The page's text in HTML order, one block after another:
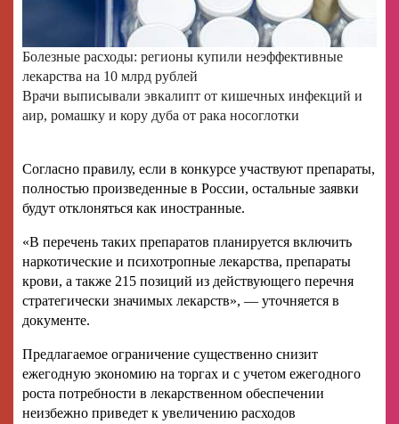
Болезные расходы: регионы купили неэффективные
лекарства на 10 млрд рублей
Врачи выписывали эвкалипт от кишечных инфекций и
аир, ромашку и кору дуба от рака носоглотки
Согласно правилу, если в конкурсе участвуют препараты,
полностью произведенные в России, остальные заявки
будут отклоняться как иностранные.
«В перечень таких препаратов планируется включить
наркотические и психотропные лекарства, препараты
крови, а также 215 позиций из действующего перечня
стратегически значимых лекарств», — уточняется в
документе.
Предлагаемое ограничение существенно снизит
ежегодную экономию на торгах и с учетом ежегодного
роста потребности в лекарственном обеспечении
неизбежно приведет к увеличению расходов